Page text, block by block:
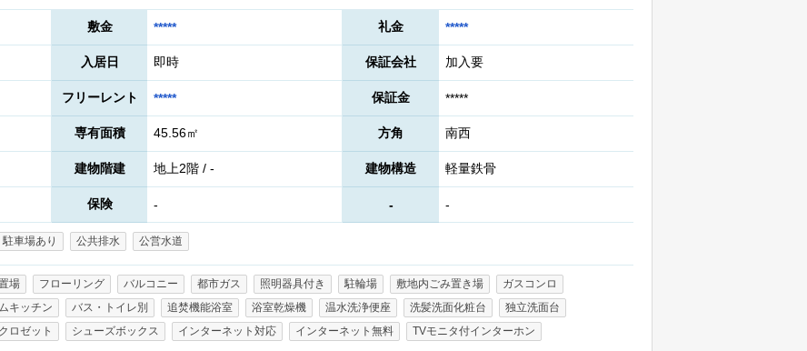
敷金 ***** 礼金 *****
入居日 即時 保証会社 加入要
フリーレント ***** 保証金 *****
専有面積 45.56㎡ 方角 南西
建物階建 地上2階 / - 建物構造 軽量鉄骨
保険 - - -
駐車場あり 公共排水 公営水道
場 フローリング バルコニー 都市ガス 照明器具付き 駐輪場 敷地内ごみ置き場
ガスコンロ
キッチン バス・トイレ別 追焚機能浴室 浴室乾燥機 温水洗浄便座 洗髪洗面化粧台
独立洗面台
ロゼット シューズボックス インターネット対応 インターネット無料 TVモニタ付インターホン